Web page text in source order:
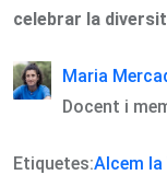
celebrar la
Maria
Docent i
Etiquetes:Alcem la